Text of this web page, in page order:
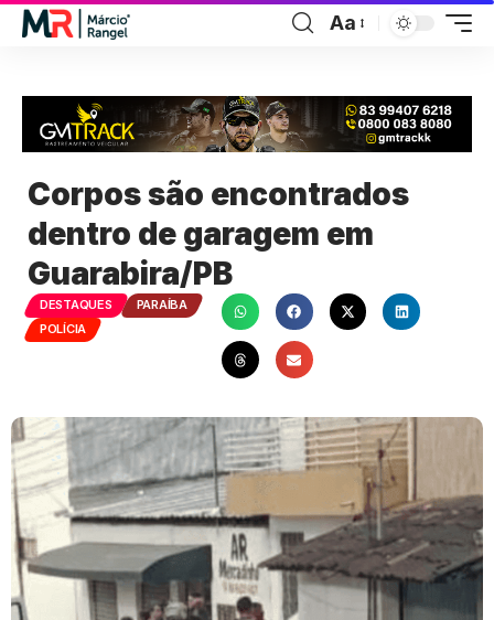
Aa
Corpos são encontrados
dentro de garagem em
Guarabira/PB
DESTAQUES
PARAÍBA
POLÍCIA